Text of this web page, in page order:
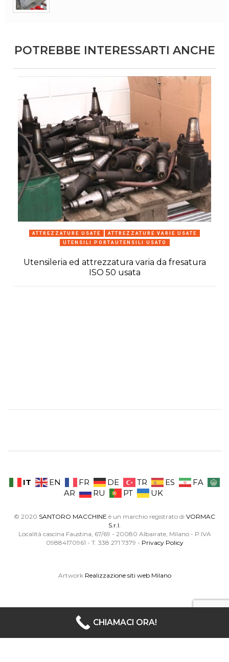
POTREBBE INTERESSARTI ANCHE
ATTREZZATURE USATE
ATTREZZATURE VARIE USATE
UTENSILI PORTAUTENSILI USATO
Utensileria ed attrezzatura varia da fresatura
ISO 50 usata
IT EN FR DE TR ES
FA
AR
RU PT UK
© 2020 SANTORO MACCHINE è un marchio registrato di VORMAC
S.r.l.
Località cascina Faustina, 67/69 - 20080 Albairate, Milano - P.IVA
09884170961 - T. 338 271 7379 - Privacy Policy
Artwork Realizzazione siti web Milano
CHIAMACI ORA!